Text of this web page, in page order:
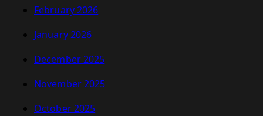
February 2026
January 2026
December 2025
November 2025
October 2025